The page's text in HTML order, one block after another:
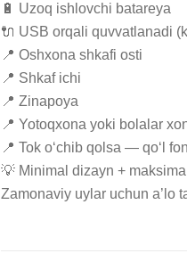
🔋 Uzoq ishlovchi batareya
🔌 USB orqali quvvatlanadi
📍 Oshxona shkafi osti
📍 Shkaf ichi
📍 Zinapoya
📍 Yotoqxona yoki bolalar
📍 Tok o‘chib qolsa — qo‘l
💡 Minimal dizayn +
Zamonaviy uylar uchun a’lo